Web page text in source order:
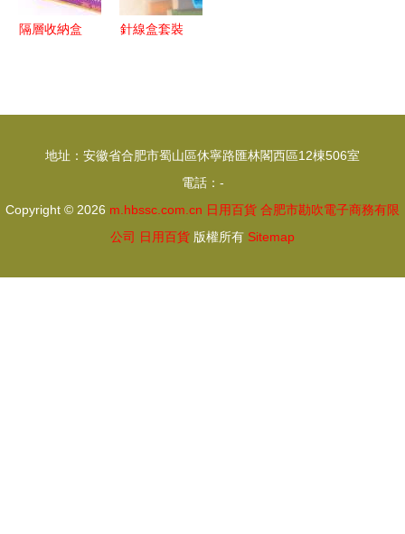
隔層收納盒
針線盒套裝
地址：安徽省合肥市蜀山區休寧路匯林閣西區12棟506室
電話：-
Copyright © 2026 m.hbssc.com.cn 日用百貨 合肥市勘吹電子商務有限
公司 日用百貨 版權所有 Sitemap